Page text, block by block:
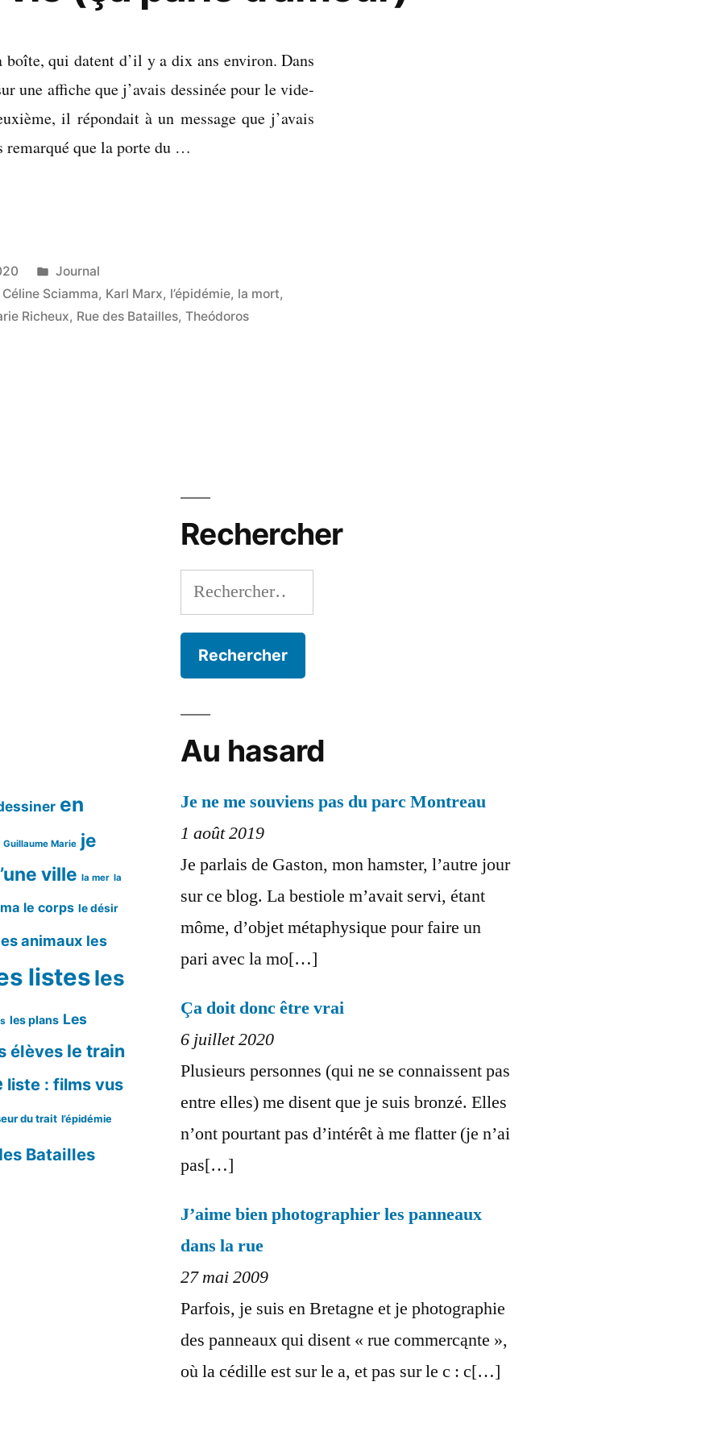
qui datent d’il y a dix ans environ. Dans
une affiche que j’avais dessinée pour le vide-
il répondait à un message que j’avais
remarqué que la porte du …
Publié
dans
Journal
Céline Sciamma, Karl Marx, l’épidémie, la mort,
Richeux, Rue des Batailles,Theódoros
Rechercher
Rechercher :
en
Guillaume Marie je
ville la mer la
le corps le désir
animaux les
listesles
les plans Les
élèves le train
liste : films vus
du trait l’épidémie
Batailles
Au hasard
Je ne me souviens pas du parc Montreau
1 août 2019
Je parlais de Gaston, mon hamster, l’autre jour
sur ce blog. La bestiole m’avait servi, étant
môme, d’objet métaphysique pour faire un
pari avec la mo[…]
Ça doit donc être vrai
6 juillet 2020
Plusieurs personnes (qui ne se connaissent pas
entre elles) me disent que je suis bronzé. Elles
n’ont pourtant pas d’intérêt à me flatter (je n’ai
pas[…]
J’aime bien photographier les panneaux
dans la rue
27 mai 2009
Parfois, je suis en Bretagne et je photographie
des panneaux qui disent « rue commercąnte »,
où la cédille est sur le a, et pas sur le c : c[…]